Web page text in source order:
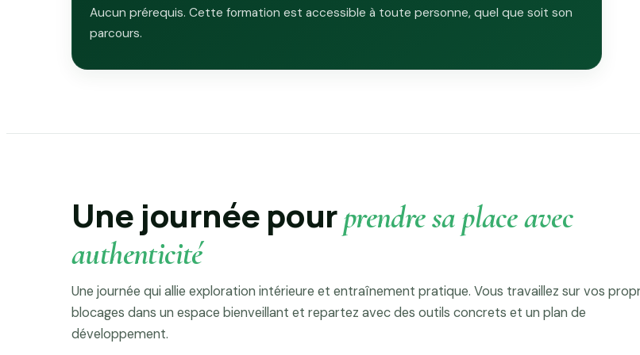
Aucun prérequis. Cette formation est accessible à toute personne, quel que soit son
parcours.
Une journée pourprendre sa place avec
authenticité
Une journée qui allie exploration intérieure et entraînement pratique. Vous travaillez sur vos
blocages dans un espace bienveillant et repartez avec des outils concrets et un plan de
développement.